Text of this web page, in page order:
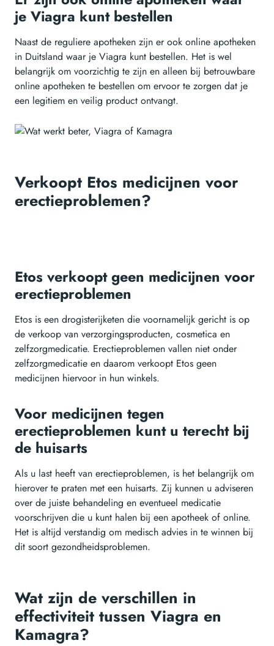
je Viagra kunt bestellen
Naast de reguliere apotheken zijn er ook online apotheken
in Duitsland waar je Viagra kunt bestellen. Het is wel
belangrijk om voorzichtig te zijn en alleen bij betrouwbare
online apotheken te bestellen om ervoor te zorgen dat je
een legitiem en veilig product ontvangt.
Verkoopt Etos medicijnen voor
erectieproblemen?
Etos verkoopt geen medicijnen voor
erectieproblemen
Etos is een drogisterijketen die voornamelijk gericht is op
de verkoop van verzorgingsproducten, cosmetica en
zelfzorgmedicatie. Erectieproblemen vallen niet onder
zelfzorgmedicatie en daarom verkoopt Etos geen
medicijnen hiervoor in hun winkels.
Voor medicijnen tegen
erectieproblemen kunt u terecht bij
de huisarts
Als u last heeft van erectieproblemen, is het belangrijk om
hierover te praten met een huisarts. Zij kunnen u adviseren
over de juiste behandeling en eventueel medicatie
voorschrijven die u kunt halen bij een apotheek of online.
Het is altijd verstandig om medisch advies in te winnen bij
dit soort gezondheidsproblemen.
Wat zijn de verschillen in
effectiviteit tussen Viagra en
Kamagra?